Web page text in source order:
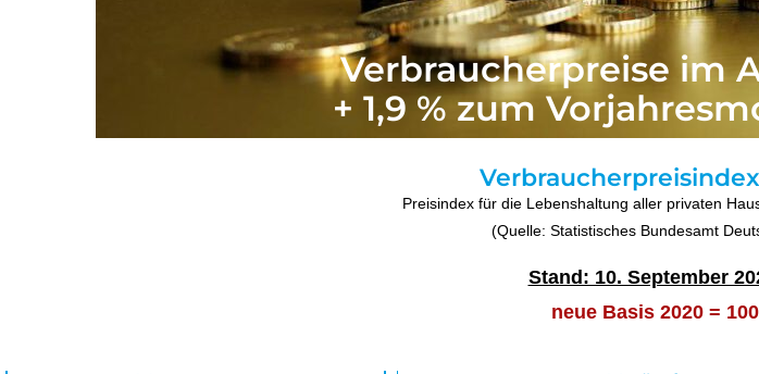
Verbraucherpreise im
+ 1,9 % zum
Preisindex für die Lebenshaltung aller privaten
(Quelle: Statistisches Bundesamt
Stand: 10. September
neue Basis 2020 = 100